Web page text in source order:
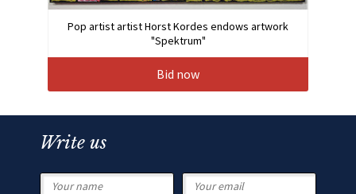
Pop artist artist Horst Kordes endows artwork
"Spektrum"
Bid now
Write us